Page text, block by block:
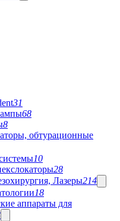
31
68
8
обтурационные
10
28
Лазеры214
18
аппараты для